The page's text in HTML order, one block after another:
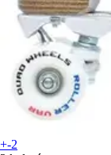
+-2